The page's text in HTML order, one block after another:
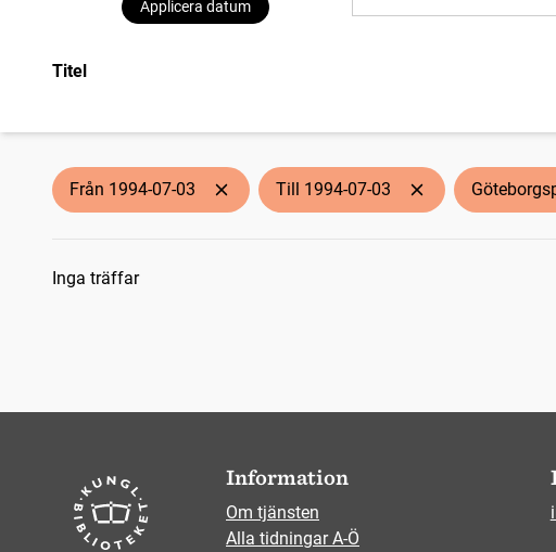
Applicera datum
Titel
Från 1994-07-03 Till 1994-07-03
Sökresultat
Inga träffar
Information
Om tjänsten
Alla tidningar A-Ö